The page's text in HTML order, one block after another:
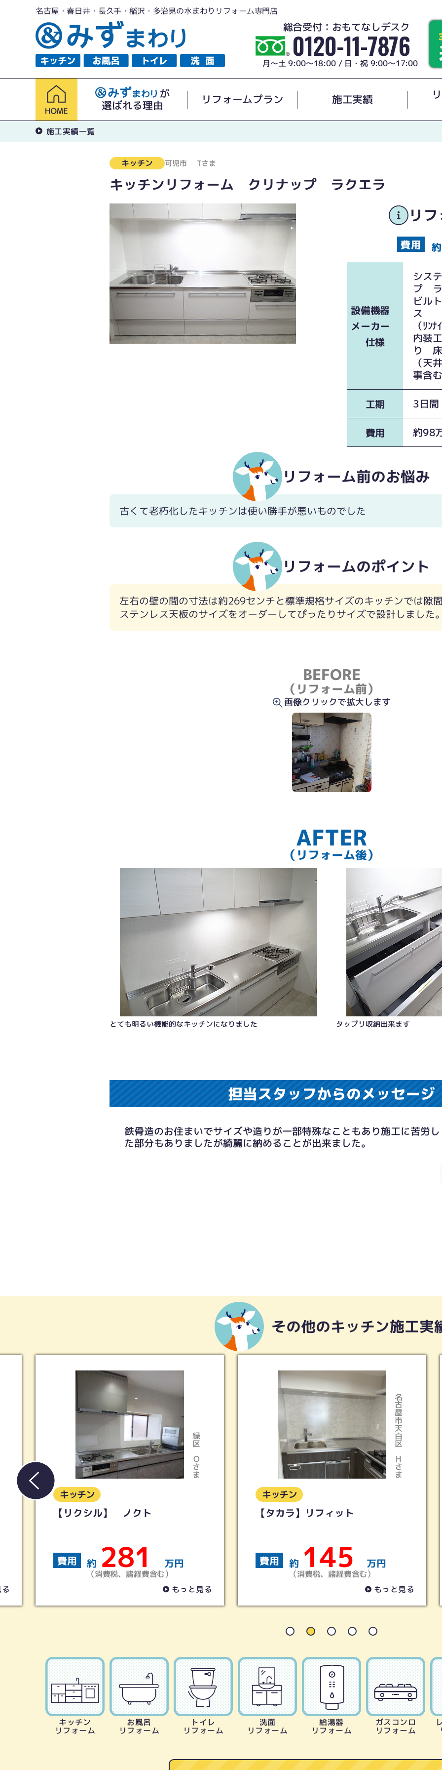
名古屋・春日井・長久手・稲沢・多治見の水まわりリフォーム専門店
総合受付：おもてなしデスク
0120-11-7876
月～土 9:00～18:00 / 日・祝 9:00～17:00
が
選ばれる理由
リフォームプラン 施工実績
施工実績一覧
キッチン 可児市 Tさま
キッチンリフォーム クリナップ ラクエラ
リ
約
設備機器
メーカー
仕様
シス
プ ラ
ビル
ス
（ﾘﾝ
内装
り 床
（天
事含
工期 3日間
費用 約98
リフォーム前のお悩み
古くて老朽化したキッチンは使い勝手が悪いものでした
リフォームのポイント
左右の壁の間の寸法は約269センチと標準規格サイズのキッチンでは隙
ステンレス天板のサイズをオーダーしてぴったりサイズで設計しました
BEFORE
（リフォーム前）
画像クリックで拡大します
AFTER
（リフォーム後）
とても明るい機能的なキッチンになりました タップリ収納出来ます
とても明るい機能的なキッチンになりました
担当スタッフからのメッセージ
鉄骨造のお住まいでサイズや造りが一部特殊なこともあり施工に苦労し
た部分もありましたが綺麗に納めることが出来ました。
その他のキッチン施工実
Oさま
【タカラ】リフィット
費用 145
（消費税、諸経費含む）
ＬＩＸＩＬ シエラ
費用 約 230
（消費税、諸経費含む）
キッチン
リフォーム
お風呂
リフォーム
トイレ
リフォーム
洗面
リフォーム
給湯器
リフォーム
ガスコンロ
リフォーム